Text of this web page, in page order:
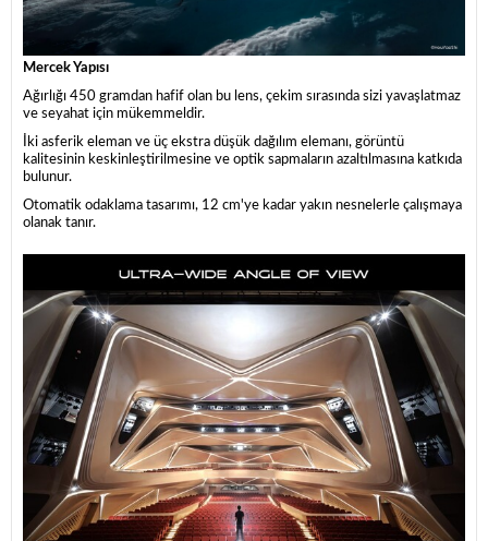
Mercek Yapısı
Ağırlığı 450 gramdan hafif olan bu lens, çekim sırasında sizi yavaşlatmaz
ve seyahat için mükemmeldir.
İki asferik eleman ve üç ekstra düşük dağılım elemanı, görüntü
kalitesinin keskinleştirilmesine ve optik sapmaların azaltılmasına katkıda
bulunur.
Otomatik odaklama tasarımı, 12 cm'ye kadar yakın nesnelerle çalışmaya
olanak tanır.